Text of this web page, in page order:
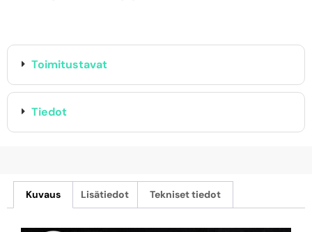
Toimitustavat
Tiedot
Kuvaus Lisätiedot Tekniset tiedot